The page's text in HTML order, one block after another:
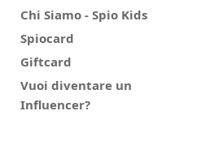
Chi Siamo - Spio Kids
Spiocard
Giftcard
Vuoi diventare un
Influencer?